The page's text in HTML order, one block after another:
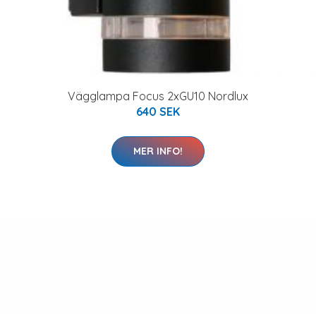
Vägglampa Focus 2xGU10 Nordlux
640 SEK
MER INFO!